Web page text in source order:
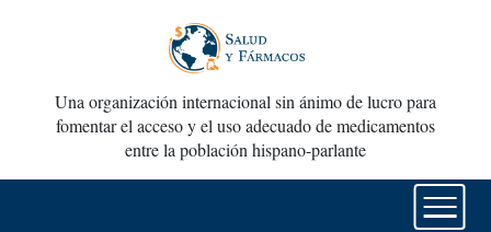
Una organización internacional sin ánimo de lucro para
fomentar el acceso y el uso adecuado de medicamentos
entre la población hispano-parlante